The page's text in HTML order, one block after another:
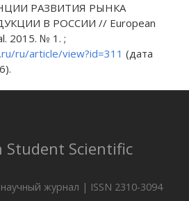
РАЗВИТИЯ РЫНКА
В РОССИИ // European
2015. № 1. ;
ru/article/view?id=311 (дата
Student Scientific
журнал | ISSN 2310-3094